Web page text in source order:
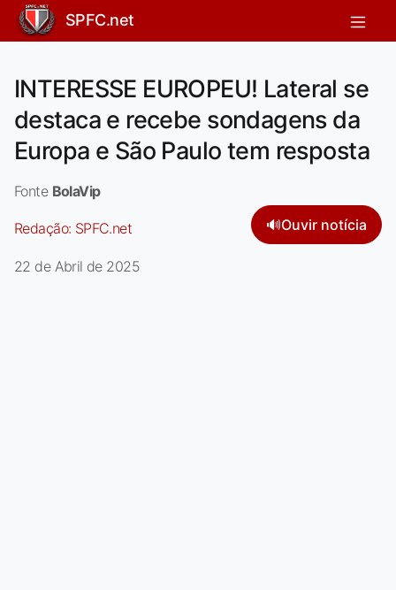
SPFC.net
INTERESSE EUROPEU! Lateral se
destaca e recebe sondagens da
Europa e São Paulo tem resposta
Fonte BolaVip
Redação: SPFC.net 🔊Ouvir notícia
22 de Abril de 2025